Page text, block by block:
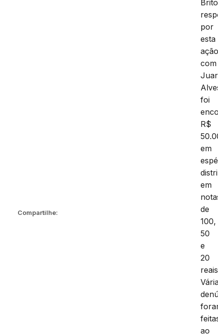
Compartilhe:
Brito
por
esta
com
foi
R$
em
em
de
100,
50
e
20
ao